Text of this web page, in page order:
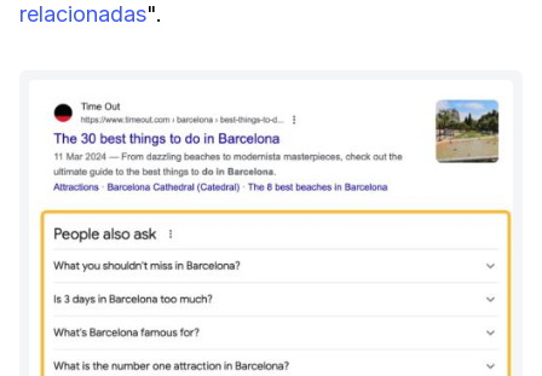
relacionadas".